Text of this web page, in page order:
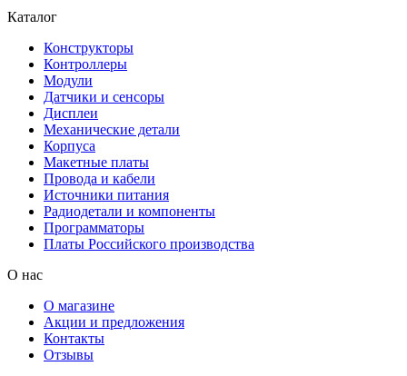
Каталог
Конструкторы
Контроллеры
Модули
Датчики и сенсоры
Дисплеи
Механические детали
Корпуса
Макетные платы
Провода и кабели
Источники питания
Радиодетали и компоненты
Программаторы
Платы Российского производства
О нас
О магазине
Акции и предложения
Контакты
Отзывы